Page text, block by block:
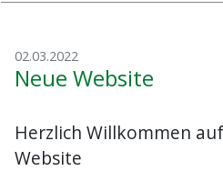
02.03.2022
Neue Website
Herzlich Willkommen
Website